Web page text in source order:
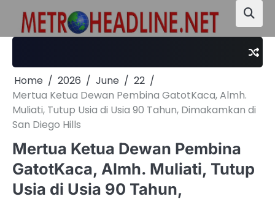
content
Home 2026 June
22
Mertua Ketua Dewan Pembina GatotKaca, Almh.
Muliati, Tutup Usia di Usia 90 Tahun, Dimakamkan di
San Diego Hills
Mertua Ketua Dewan Pembina
GatotKaca, Almh. Muliati, Tutup
Usia di Usia 90 Tahun,